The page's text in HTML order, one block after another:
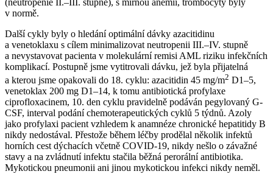
(neutropenie II.–III. stupně), s mírnou anémií, trombocyty byly
v normě.
Další cykly byly o hledání optimální dávky azacitidinu
a venetoklaxu s cílem minimalizovat neutropenii III.–IV. stupně
a nevystavovat pacienta v molekulární remisi AML riziku infekčních
komplikací. Postupně jsme vytitrovali dávku, jež byla přijatelná
a kterou jsme opakovali do 18. cyklu: azacitidin 45 mg⁠/⁠m2 D1–5,
venetoklax 200 mg D1–14, k tomu antibiotická profylaxe
ciprofloxacinem, 10. den cyklu pravidelně podáván pegylovaný G-
CSF, interval podání chemoterapeutických cyklů 5 týdnů. Azoly
jako profylaxi pacient vzhledem k anamnéze chronické hepatitidy B
nikdy nedostával. Přestože během léčby prodělal několik infektů
horních cest dýchacích včetně COVID-19, nikdy nešlo o závažné
stavy a na zvládnutí infektu stačila běžná perorální antibiotika.
Mykotickou pneumonii ani jinou mykotickou infekci nikdy neměl.